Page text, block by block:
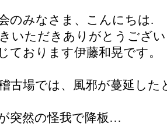
のみなさま、こんにちは.
いただきありがとうござ
ております伊藤和晃です。
古場では、風邪が蔓延した
突然の怪我で降板…